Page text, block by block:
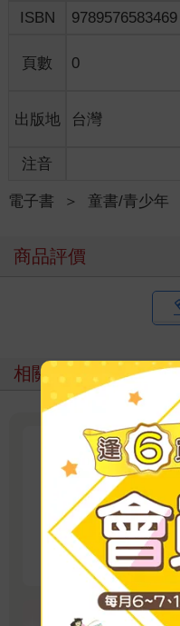
ISBN
9789576583469
頁數 0
出版地 台灣
注音
電子書 ＞ 童書/青少年
商品評價
相關主題
「致敬
一本書 一份溫柔的
人的妳